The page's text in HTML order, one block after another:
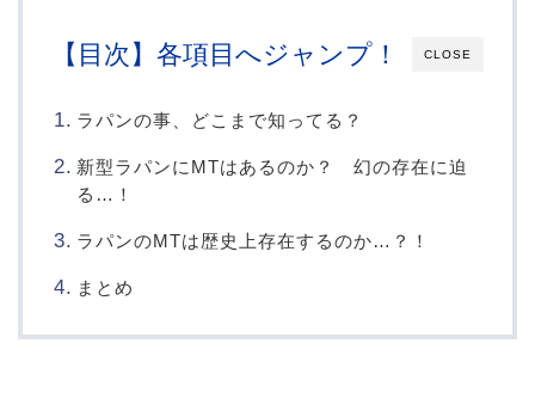
CLOSE
【目次】各項目へジャンプ！
ラパンの事、どこまで知ってる？
新型ラパンにMTはあるのか？ 幻の存在に迫
る…！
ラパンのMTは歴史上存在するのか…？！
まとめ